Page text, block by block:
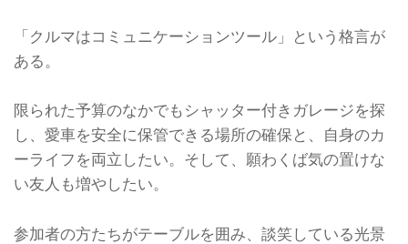
「クルマはコミュニケーションツール」という格言が
ある。
限られた予算のなかでもシャッター付きガレージを探
し、愛車を安全に保管できる場所の確保と、自身のカ
ーライフを両立したい。そして、願わくば気の置けな
い友人も増やしたい。
参加者の方たちがテーブルを囲み、談笑している光景